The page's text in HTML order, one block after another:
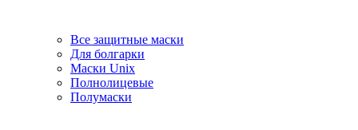
Все защитные маски
Для болгарки
Маски Unix
Полнолицевые
Полумаски